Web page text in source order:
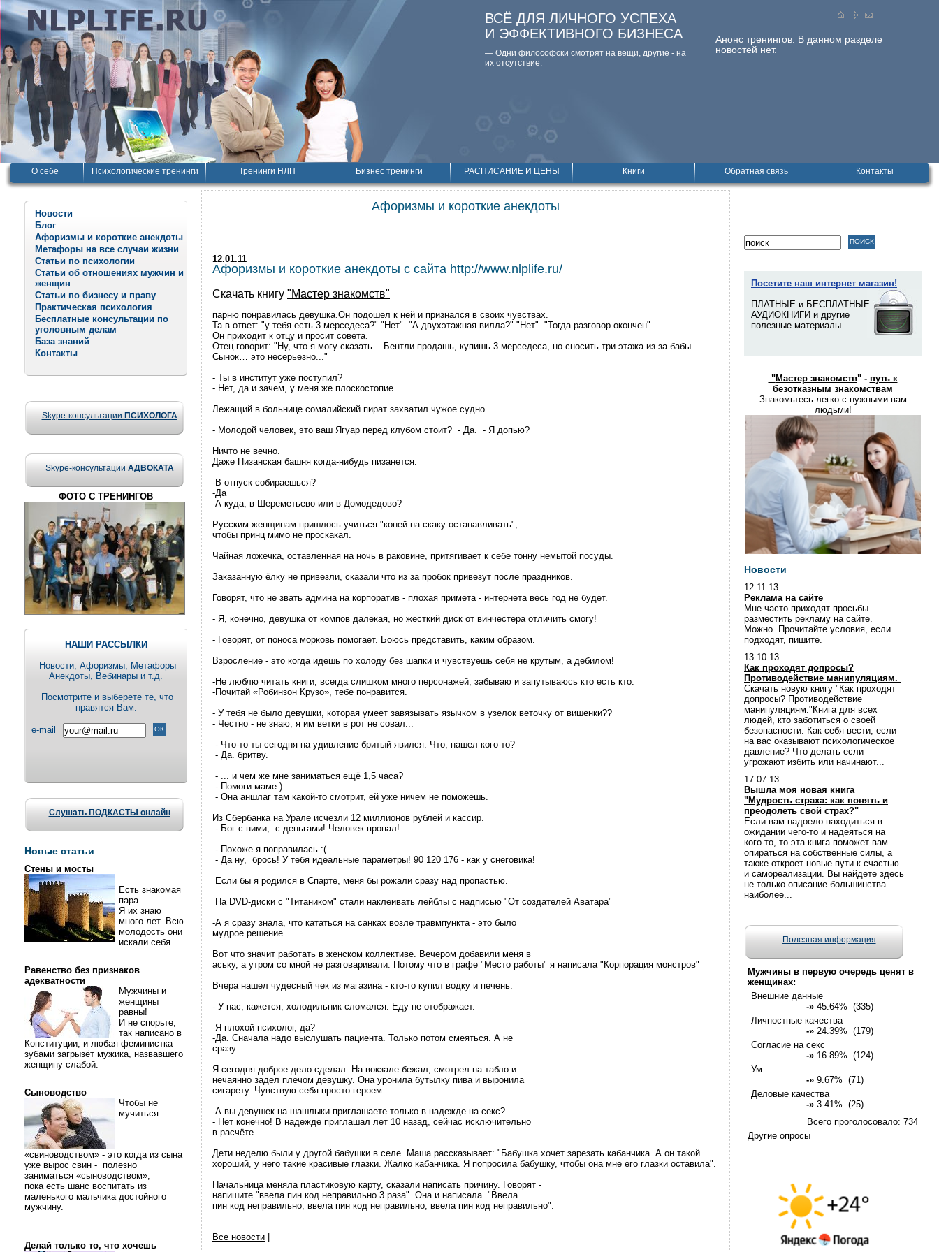
Анонс тренингов: В данном разделе
новостей нет.
ВСЁ ДЛЯ ЛИЧНОГО УСПЕХА
И ЭФФЕКТИВНОГО БИЗНЕСА
— Одни философски смотpят на вещи, дpугие - на
их отсутствие.
О себе Психологические тренинги Тренинги НЛП Бизнес тренинги РАСПИСАНИЕ И ЦЕНЫ Книги Обратная связь Контакты
Новости
Блог
Афоризмы и короткие анекдоты
Метафоры на все случаи жизни
Статьи по психологии
Статьи об отношениях мужчин и
женщин
Статьи по бизнесу и праву
Практическая психология
Бесплатные консультации по
уголовным делам
База знаний
Контакты
Skype-консультации ПСИХОЛОГА
Skype-консультации АДВОКАТА
ФОТО С ТРЕНИНГОВ
НАШИ РАССЫЛКИ
Новости, Aфоризмы, Метафоры
Анекдоты, Вебинары и т.д.
Посмотрите и выберете те, что
нравятся Вам.
e-mail
Слушать ПОДКАСТЫ онлайн
Новые статьи
Стены и мосты
Есть знакомая
пара.
Я их знаю
много лет. Всю
молодость они
искали себя.
Равенство без признаков
адекватности
Мужчины и
женщины
равны!
И не спорьте,
так написано в
Конституции, и любая феминистка
зубами загрызёт мужика, назвавшего
женщину слабой.
Сыноводство
Чтобы не
мучиться
«свиноводством» - это когда из сына
уже вырос свин - полезно
заниматься «сыноводством»,
пока есть шанс воспитать из
маленького мальчика достойного
мужчину.
Делай только то, что хочешь
Афоризмы и короткие анекдоты
12.01.11
Афоризмы и короткие анекдоты с сайта http://www.nlplife.ru/
Скачать книгу "Мастер знакомств"
парню понравилась девушка.Он подошел к ней и признался в своих чувствах.
Та в ответ: "у тебя есть 3 мерседеса?" "Нет". "А двухэтажная вилла?" "Нет". "Тогда разговор окончен".
Он приходит к отцу и просит совета.
Отец говорит: "Ну, что я могу сказать... Бентли продашь, купишь 3 мерседеса, но сносить три этажа из-за бабы ......
Сынок… это несерьезно..."
- Ты в институт уже поступил?
- Нет, да и зачем, у меня же плоскостопие.
Лежащий в больнице сомалийский пират захватил чужое судно.
- Молодой человек, это ваш Ягуар перед клубом стоит? - Да. - Я допью?
Ничто не вечно.
Даже Пизанская башня когда-нибудь пизанется.
-В отпуск собираешься?
-Да
-А куда, в Шереметьево или в Домодедово?
Русским женщинам пришлось учиться "коней на скаку останавливать",
чтобы принц мимо не проскакал.
Чайная ложечка, оставленная на ночь в раковине, притягивает к себе тонну немытой посуды.
Заказанную ёлку не привезли, сказали что из за пробок привезут после праздников.
Говорят, что не звать админа на корпоратив - плохая примета - интернета весь год не будет.
- Я, конечно, девушка от компов далекая, но жесткий диск от винчестера отличить смогу!
- Говорят, от поноса морковь помогает. Боюсь представить, каким образом.
Взросление - это когда идешь по холоду без шапки и чувствуешь себя не крутым, а дебилом!
-Не люблю читать книги, всегда слишком много персонажей, забываю и запутываюсь кто есть кто.
-Почитай «Робинзон Крузо», тебе понравится.
- У тебя не было девушки, которая умеет завязывать язычком в узелок веточку от вишенки??
- Честно - не знаю, я им ветки в рот не совал...
- Что-то ты сегодня на удивление бритый явился. Что, нашел кого-то?
- Да. бритву.
- ... и чем же мне заниматься ещё 1,5 часа?
- Помоги маме )
- Она аншлаг там какой-то смотрит, ей уже ничем не поможешь.
Из Сбербанка на Урале исчезли 12 миллионов рублей и кассир.
- Бог с ними, с деньгами! Человек пропал!
- Похоже я поправилась :(
- Да ну, брось! У тебя идеальные параметры! 90 120 176 - как у снеговика!
Если бы я родился в Спарте, меня бы рожали сразу над пропастью.
На DVD-диски с "Титаником" стали наклеивать лейблы с надписью "От создателей Аватара"
-А я сразу знала, что кататься на санках возле травмпункта - это было
мудрое решение.
Вот что значит работать в женском коллективе. Вечером добавили меня в
аську, а утром со мной не разговаривали. Потому что в графе "Место работы" я написала "Корпорация монстров"
Вчера нашел чудесный чек из магазина - кто-то купил водку и печень.
- У нас, кажется, холодильник сломался. Еду не отображает.
-Я плохой психолог, да?
-Да. Сначала надо выслушать пациента. Только потом смеяться. А не
сразу.
Я сегодня доброе дело сделал. На вокзале бежал, смотрел на табло и
нечаянно задел плечом девушку. Она уронила бутылку пива и выронила
сигарету. Чувствую себя просто героем.
-А вы девушек на шашлыки приглашаете только в надежде на секс?
- Нет конечно! В надежде приглашал лет 10 назад, сейчас исключительно
в расчёте.
Дети неделю были у другой бабушки в селе. Маша рассказывает: "Бабушка хочет зарезать кабанчика. А он такой
хороший, у него такие красивые глазки. Жалко кабанчика. Я попросила бабушку, чтобы она мне его глазки оставила".
Начальница меняла пластиковую карту, сказали написать причину. Говорят -
напишите "ввела пин код неправильно 3 раза". Она и написала. "Ввела
пин код неправильно, ввела пин код неправильно, ввела пин код неправильно".
Все новости
Посетите наш интернет магазин!
ПЛАТНЫЕ и БЕСПЛАТНЫЕ
АУДИОКНИГИ и другие
полезные материалы
"Мастер знакомств" - путь к
безотказным знакомствам
Знакомьтесь легко с нужными вам
людьми!
Новости
12.11.13
Реклама на сайте
Мне часто приходят просьбы
разместить рекламу на сайте.
Можно. Прочитайте условия, если
подходят, пишите.
13.10.13
Как проходят допросы?
Противодействие манипуляциям.
Скачать новую книгу "Как проходят
допросы? Противодействие
манипуляциям."Книга для всех
людей, кто заботиться о своей
безопасности. Как себя вести, если
на вас оказывают психологическое
давление? Что делать если
угрожают избить или начинают...
17.07.13
Вышла моя новая книга
"Мудрость страха: как понять и
преодолеть свой страх?"
Если вам надоело находиться в
ожидании чего-то и надеяться на
кого-то, то эта книга поможет вам
опираться на собственные силы, а
также откроет новые пути к счастью
и самореализации. Вы найдете здесь
не только описание большинства
наиболее...
Полезная информация
Мужчины в первую очередь ценят в
женщинах:
Внешние данные
-» 45.64% (335)
Личностные качества
-» 24.39% (179)
Согласие на секс
-» 16.89% (124)
Ум
-» 9.67% (71)
Деловые качества
-» 3.41% (25)
Всего проголосовало: 734
Другие опросы